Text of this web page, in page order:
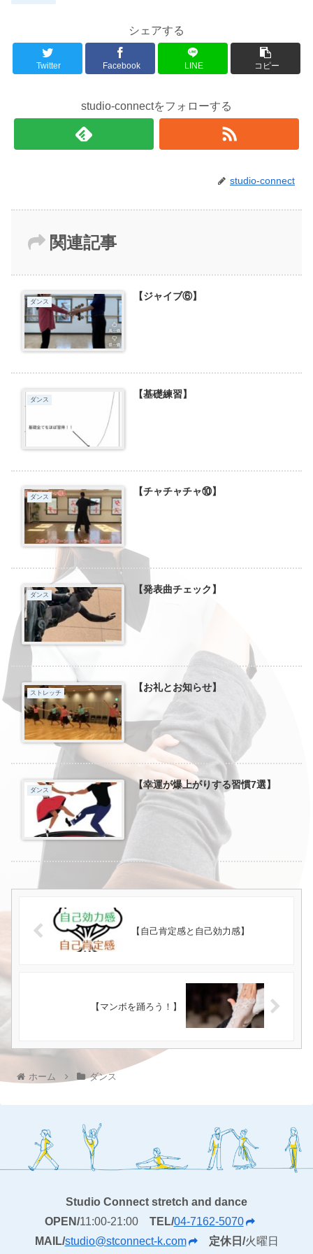
シェアする
Twitter Facebook LINE コピー
studio-connectをフォローする
studio-connect
関連記事
ダンス 【ジャイブ⑥】
ダンス 【基礎練習】
ダンス 【チャチャチャ⑩】
ダンス 【発表曲チェック】
ストレッチ 【お礼とお知らせ】
ダンス 【幸運が爆上がりする習慣7選】
【自己肯定感と自己効力感】
【マンボを踊ろう！】
ホーム ダンス
Studio Connect stretch and dance
OPEN/11:00-21:00 TEL/04-7162-5070
MAIL/studio@stconnect-k.com 定休日/火曜日